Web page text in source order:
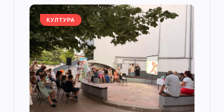
КУЛТУРА